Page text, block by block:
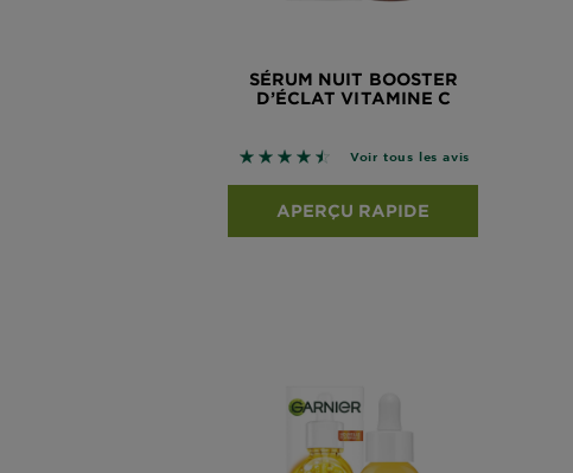
SÉRUM NUIT BOOSTER
D’ÉCLAT VITAMINE C
4.4832 sur 5 étoiles basé sur les avis
Voir tous les avis
APERÇU RAPIDE